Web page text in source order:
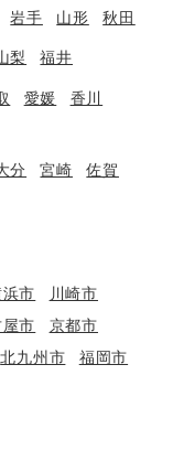
岩手 山形 秋田
梨 福井
愛媛
香川
分 宮崎
佐賀
市
川崎市
市
京都市
北九州市
福岡市